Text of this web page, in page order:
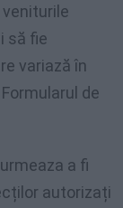
să fie
variază în
de
a fi
autorizați